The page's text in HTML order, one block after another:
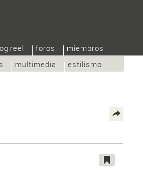
multimedia estilismo
reel foros miembros